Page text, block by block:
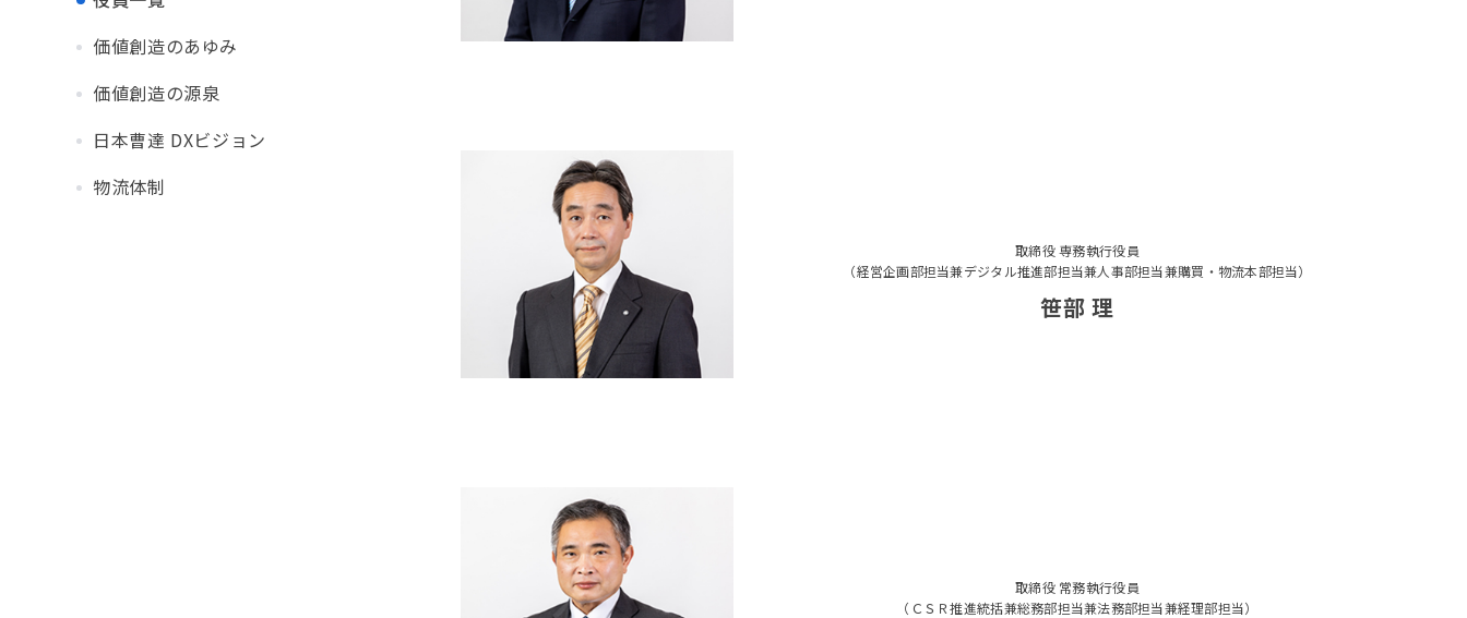
価値創造のあゆみ
価値創造の源泉
日本曹達 DXビジョン
物流体制
取締役 専務執行役員
（経営企画部担当兼デジタル推進部担当兼人事部担当兼購買・物流本部担当）
笹部 理
取締役 常務執行役員
（ＣＳＲ推進統括兼総務部担当兼法務部担当兼経理部担当）